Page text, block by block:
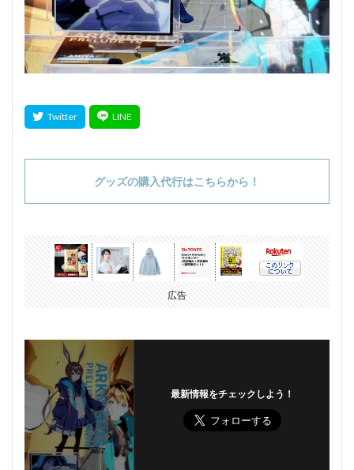
グッズの購入代行はこちらから！
広告
最新情報をチェックしよう！